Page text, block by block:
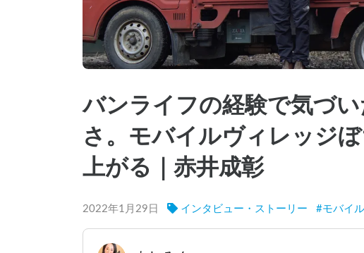
バンライフの経験で気づ
さ。モバイルヴィレッジ
上がる｜赤井成彰
2022年1月29日 インタビュー・ストーリー #モバイ